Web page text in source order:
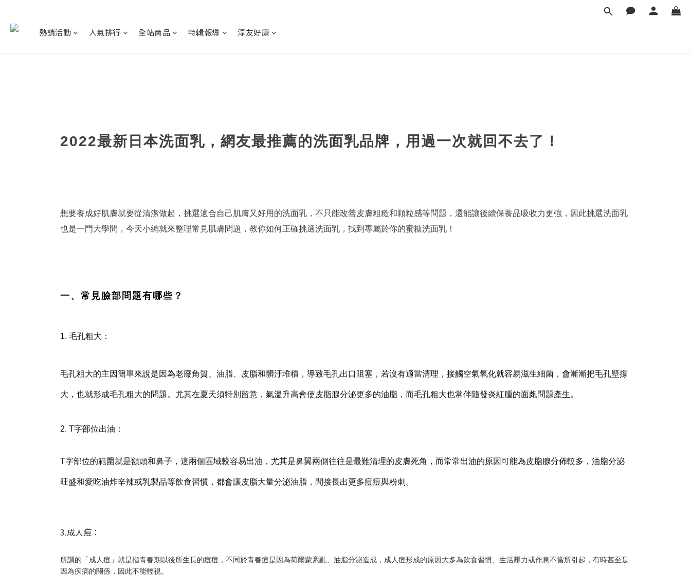
熱銷活動 人氣排行 全站商品 特輯報導 淳友好康
2022最新日本洗面乳，網友最推薦的洗面乳品牌，用過一次就回不去了！
想要養成好肌膚就要從清潔做起，挑選適合自己肌膚又好用的洗面乳，不只能改善皮膚粗糙和顆粒感等問題，還能讓後續保養品吸收力更強，因此挑選洗面乳
也是一門大學問，今天小編就來整理常見肌膚問題，教你如何正確挑選洗面乳，找到專屬於你的蜜糖洗面乳！
一、常見臉部問題有哪些？
1. 毛孔粗大 ：
毛孔粗大的主因簡單來說是因為老廢角質、油脂、皮脂和髒汙堆積，導致毛孔出口阻塞，若沒有適當清理，接觸空氣氧化就容易滋生細菌，會漸漸把毛孔壁撐
大，也就形成毛孔粗大的問題。尤其在夏天須特別留意，氣溫升高會使皮脂腺分泌更多的油脂，而毛孔粗大也常伴隨發炎紅腫的面皰問題產生。
2. T字部位出油 ：
T字部位的範圍就是額頭和鼻子，這兩個區域較容易出油，尤其是鼻翼兩側往往是最難清理的皮膚死角，而常常出油的原因可能為皮脂腺分佈較多，油脂分泌
旺盛和愛吃油炸辛辣或乳製品等飲食習慣，都會讓皮脂大量分泌油脂，間接長出更多痘痘與粉刺。
3.成人痘：
所謂的「成人痘」就是指青春期以後所生長的痘痘，不同於青春痘是因為荷爾蒙紊亂、油脂分泌造成，成人痘形成的原因大多為飲食習慣、生活壓力或作息不當所引起，有時甚至是
因為疾病的關係，因此不能輕視。